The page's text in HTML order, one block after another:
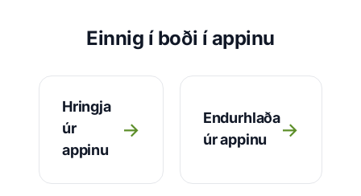
Einnig í boði í appinu
Hringja
úr
appinu
→
Endurhlaða
úr appinu
→